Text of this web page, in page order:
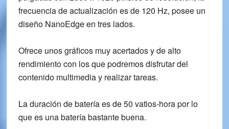
frecuencia de actualización es de 120 Hz, posee un
diseño NanoEdge en tres lados.
Ofrece unos gráficos muy acertados y de alto
rendimiento con los que podremos disfrutar del
contenido multimedia y realizar tareas.
La duración de batería es de 50 vatios-hora por lo
que es unabatería bastante buena.